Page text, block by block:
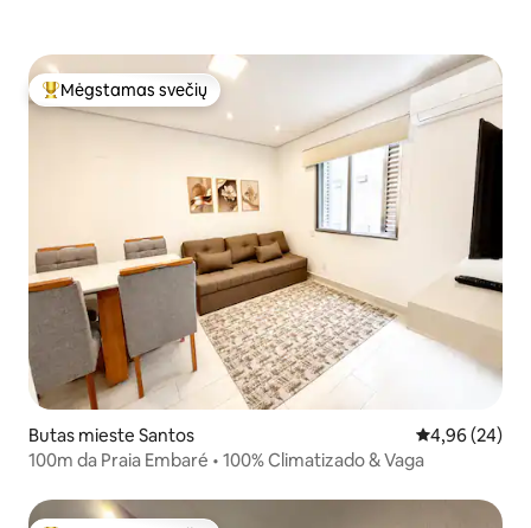
Svečių mėgstamiausias
Mėgstamas svečių
Butas mieste Santos Vidutinis
4,96 (24)
100m da Praia Embaré • 100% Climatizado & Vaga